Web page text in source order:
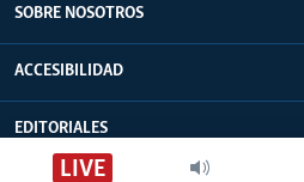
LIVE
SOBRE NOSOTROS
ACCESIBILIDAD
EDITORIALES